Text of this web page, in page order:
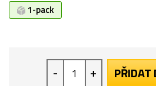
1-pack
- + PŘIDAT